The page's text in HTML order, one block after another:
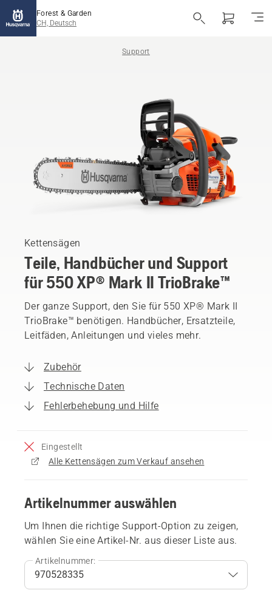
Forest & Garden
CH, Deutsch
Support
Kettensägen
Teile, Handbücher und Support
für 550 XP® Mark II TrioBrake™
Der ganze Support, den Sie für 550 XP® Mark II
TrioBrake™ benötigen. Handbücher, Ersatzteile,
Leitfäden, Anleitungen und vieles mehr.
Zubehör
Technische Daten
Fehlerbehebung und Hilfe
Eingestellt
Alle Kettensägen zum Verkauf ansehen
Artikelnummer auswählen
Um Ihnen die richtige Support-Option zu zeigen,
wählen Sie eine Artikel-Nr. aus dieser Liste aus.
Artikelnummer: